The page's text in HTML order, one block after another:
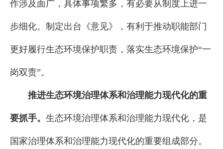
作涉及面广，具体事项繁多，有必要从制度上进一
步细化。制定出台《意见》，有利于推动职能部门
更好履行生态环境保护职责，落实生态环境保护“一
岗双责”。
推进生态环境治理体系和治理能力现代化的重
要抓手。 生态环境治理体系和治理能力现代化，是
国家治理体系和治理能力现代化的重要组成部分。